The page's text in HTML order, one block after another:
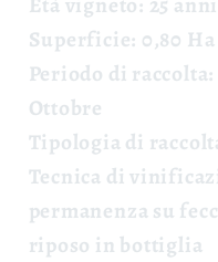
Superficie: 0,80 Ha
Periodo di raccolta:
Ottobre
Tipologia di
Tecnica di
permanenza su
riposo in bottiglia